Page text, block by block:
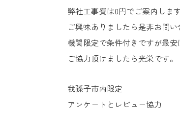
弊社工事費は0円でご案内しま
ご興味ありましたら是非お問い
機関限定で条件付きですが最
ご協力頂けましたら光栄です。
我孫子市内限定
アンケートとレビュー協力